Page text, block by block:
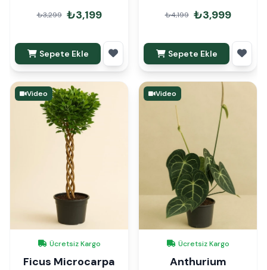
cm Hediye Paketli
₺3,299 ₺3,199
Sepete Ekle
₺4,199 ₺3,999
Sepete Ekle
Video
Ücretsiz Kargo
Ficus Microcarpa
Video
Ücretsiz Kargo
Anthurium